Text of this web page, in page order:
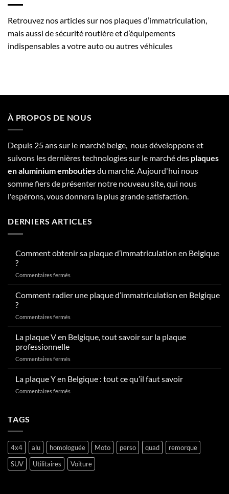
Retrouvez nos articles sur nos plaques d’immatriculation,
mais aussi de sécurité routière et d’équipements
indispensables a votre auto ou autres véhicules
À PROPOS DE NOUS
Depuis 25 ans sur le marché belge, nous développons et
suivons les dernières technologies sur le marché des plaques
en aluminium emboutiesdu marché. Aujourd'hui nous
somme fiers de présenter notre nouveau site, qui nous
l'espérons, vous donnera la plus grande satisfaction.
DERNIERS ARTICLES
Comment obtenir sa plaque d’immatriculation en Belgique
?
Commentaires ferméssur
sa
d’immatriculation
Belgique
Comment radier une plaque d’immatriculation en Belgique
?
Commentaires ferméssur
radier
une
d’immatriculation
Belgique
La plaque V en Belgique, tout savoir sur la plaque
professionnelle
Commentaires ferméssur
plaque
V
en
plaque
professionnelle
La plaque Y en Belgique : tout ce qu’il faut savoir
Commentaires ferméssur
:
tout
ce
qu’il
TAGS
4x4 alu homologuée Moto perso quad
remorque
SUV
Utilitaires Voiture